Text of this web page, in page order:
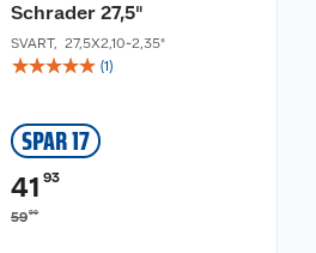
Schrader 27,5"
SVART, 27,5X2,10-2,35"
☆☆☆☆☆ (1)
SPAR 17
41 93
5990